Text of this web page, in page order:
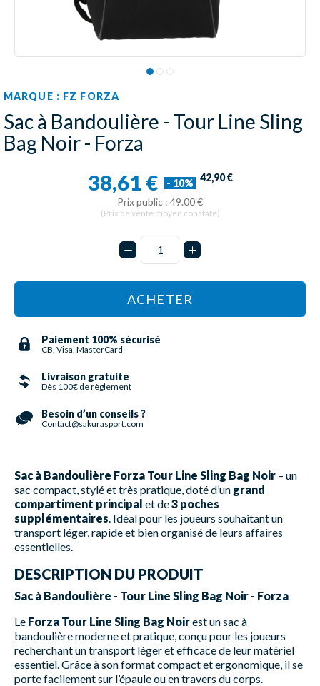
MARQUE : FZ FORZA
Sac à Bandoulière - Tour Line Sling
Bag Noir - Forza
38,61 € - 10% 42,90 €
Prix public : 49.00 €
(Prix de vente moyen constaté)
ACHETER
Paiement 100% sécurisé
CB, Visa, MasterCard
Livraison gratuite
Dès 100€ de règlement
Besoin d’un conseils ?
Contact@sakurasport.com
Sac à Bandoulière Forza Tour Line Sling Bag Noir – un
sac compact, stylé et très pratique, doté d’un grand
compartiment principal et de3 poches
supplémentaires . Idéal pour les joueurs souhaitant un
transport léger, rapide et bien organisé de leurs affaires
essentielles.
DESCRIPTION DU PRODUIT
Sac à Bandoulière - Tour Line Sling Bag Noir - Forza
Le Forza Tour Line Sling Bag Noirest un sac à
bandoulière moderne et pratique, conçu pour les joueurs
recherchant un transport léger et efficace de leur matériel
essentiel. Grâce à son format compact et ergonomique, il se
porte facilement sur l’épaule ou en travers du corps.